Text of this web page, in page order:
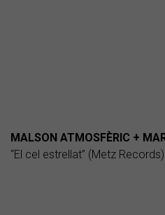
MALSON ATMOSFÈRIC +
“El cel estrellat” (Metz